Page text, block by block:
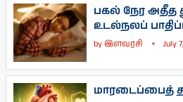
பகல் நேர அதீத
உடல்நலப்
byஇளவரசி July
மாரடைப்பைத்